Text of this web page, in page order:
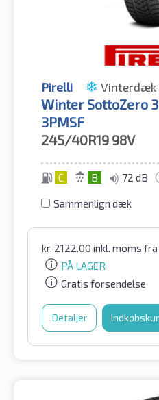
Pirelli Vinterdæk
Winter SottoZero 3
3PMSF
245/40R19 98V
C B 72 dB
Sammenlign dæk
kr. 2122.00 inkl. moms fra
PÅ LAGER
Gratis forsendelse
Detaljer